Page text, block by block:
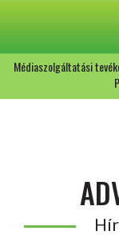
Médiaszolgáltatási